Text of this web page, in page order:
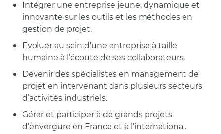
Intégrer une entreprise jeune, dynamique et
innovante sur les outils et les méthodes en
gestion de projet.
Evoluer au sein d’une entreprise à taille
humaine à l’écoute de ses collaborateurs.
Devenir des spécialistes en management de
projet en intervenant dans plusieurs secteurs
d’activités industriels.
Gérer et participer à de grands projets
d’envergure en France et à l’international.